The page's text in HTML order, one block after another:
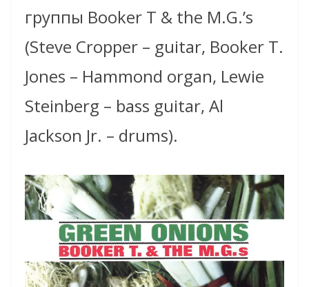
группы Booker T & the M.G.’s
(Steve Cropper – guitar, Booker T.
Jones – Hammond organ, Lewie
Steinberg – bass guitar, Al
Jackson Jr. – drums).